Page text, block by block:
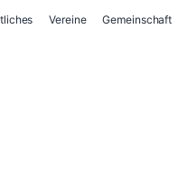
Vereine Gemeinschaft